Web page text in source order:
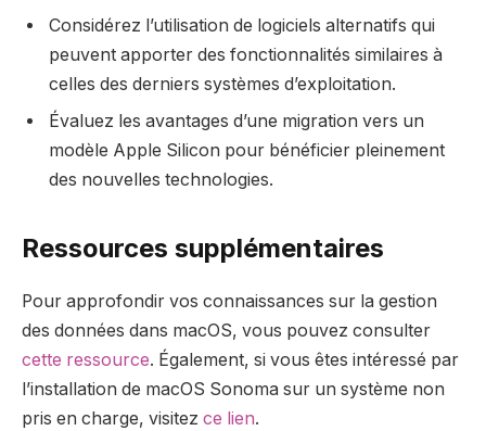
Considérez l’utilisation de logiciels alternatifs qui
peuvent apporter des fonctionnalités similaires à
celles des derniers systèmes d’exploitation.
Évaluez les avantages d’une migration vers un
modèle Apple Silicon pour bénéficier pleinement
des nouvelles technologies.
Ressources supplémentaires
Pour approfondir vos connaissances sur la gestion
des données dans macOS, vous pouvez consulter
cette ressource. Également, si vous êtes intéressé par
l’installation de macOS Sonoma sur un système non
pris en charge, visitez ce lien.